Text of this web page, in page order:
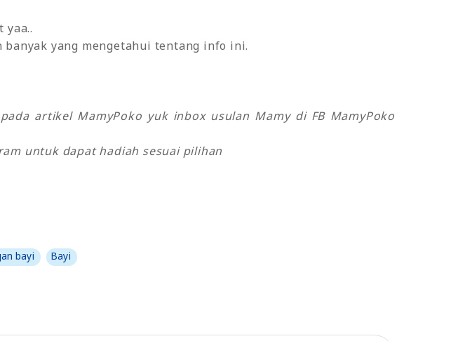
yaa..
yang mengetahui tentang info ini.
artikel MamyPoko yuk inbox usulan Mamy di FB MamyPoko
untuk dapat hadiah sesuai pilihan
bayi Bayi